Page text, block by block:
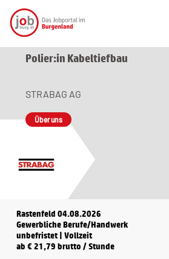
Polier:in Kabeltiefbau
STRABAG AG
Über uns
Rastenfeld 04.08.2026
Gewerbliche Berufe/Handwerk
unbefristet | Vollzeit
ab € 21,79 brutto / Stunde